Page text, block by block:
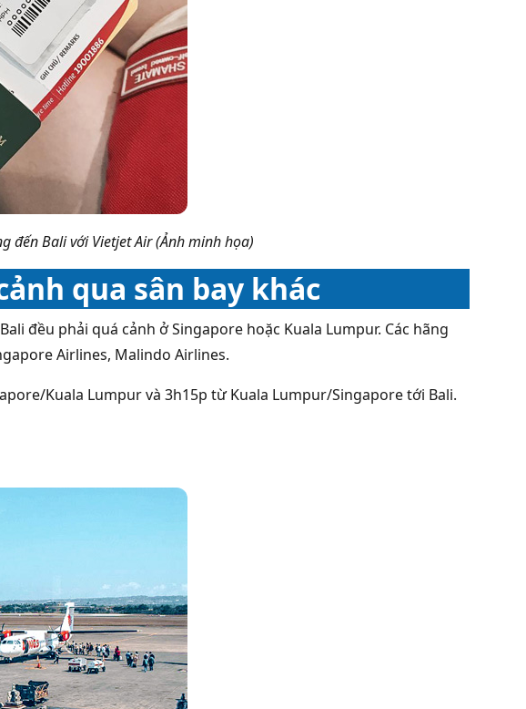
đến Bali với Vietjet Air (Ảnh minh họa)
qua sân bay khác
đều phải quá cảnh ở Singapore hoặc Kuala Lumpur. Các hãng
Airlines, Malindo Airlines.
Kuala Lumpur và 3h15p từ Kuala Lumpur/Singapore tới Bali.